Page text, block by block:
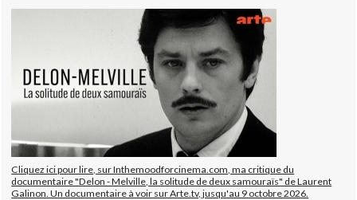
Cliquez ici pour lire, sur Inthemoodforcinema.com, ma critique du
documentaire "Delon - Melville, la solitude de deux samouraïs" de Laurent
Galinon. Un documentaire à voir sur Arte.tv, jusqu'au 9 octobre 2026.